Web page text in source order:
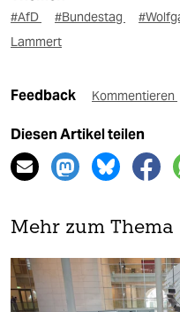
#AfD #Bundestag
Lammert
Feedback Kommentieren
Diesen Artikel teilen
Mehr zum Thema